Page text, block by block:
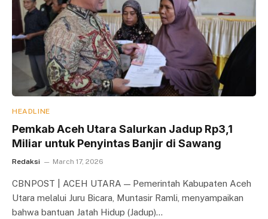
HEADLINE
Pemkab Aceh Utara Salurkan Jadup Rp3,1
Miliar untuk Penyintas Banjir di Sawang
Redaksi March 17, 2026
CBNPOST | ACEH UTARA — Pemerintah Kabupaten Aceh
Utara melalui Juru Bicara, Muntasir Ramli, menyampaikan
bahwa bantuan Jatah Hidup (Jadup)…